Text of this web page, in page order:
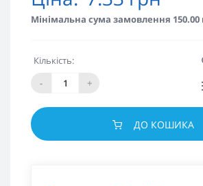
Мінімальна сума замовлення 150.00
Кількість:
-
+
ДО КОШИКА